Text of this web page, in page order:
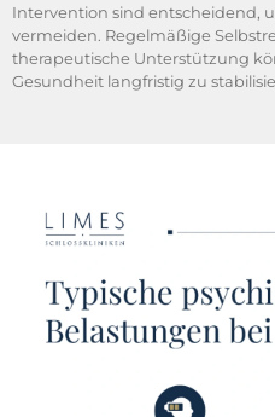
Intervention sind entscheidend,
vermeiden. Regelmäßige
therapeutische Unterstützung
Gesundheit langfristig zu